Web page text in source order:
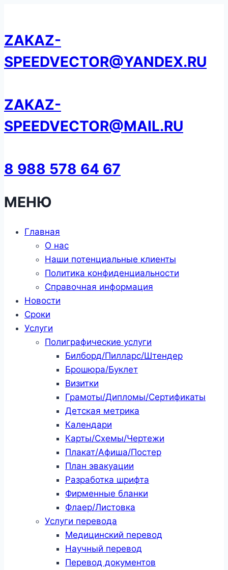
содержанию
ZAKAZ-
SPEEDVECTOR@YANDEX.RU
ZAKAZ-
SPEEDVECTOR@MAIL.RU
8 988 578 64 67
МЕНЮ
Главная
О нас
Наши потенциальные клиенты
Политика конфиденциальности
Справочная информация
Новости
Сроки
Услуги
Полиграфические услуги
Билборд/Пилларс/Штендер
Брошюра/Буклет
Визитки
Грамоты/Дипломы/Сертификаты
Детская метрика
Календари
Карты/Схемы/Чертежи
Плакат/Афиша/Постер
План эвакуации
Разработка шрифта
Фирменные бланки
Флаер/Листовка
Услуги перевода
Медицинский перевод
Научный перевод
Перевод документов